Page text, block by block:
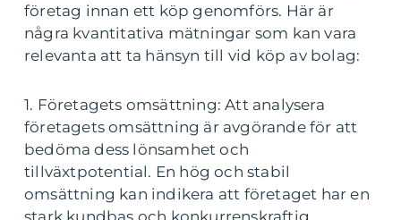
företag innan ett köp genomförs. Här är
några kvantitativa mätningar som kan vara
relevanta att ta hänsyn till vid köp av bolag:
1. Företagets omsättning: Att analysera
företagets omsättning är avgörande för att
bedöma dess lönsamhet och
tillväxtpotential. En hög och stabil
omsättning kan indikera att företaget har en
stark kundbas och konkurrenskraftig